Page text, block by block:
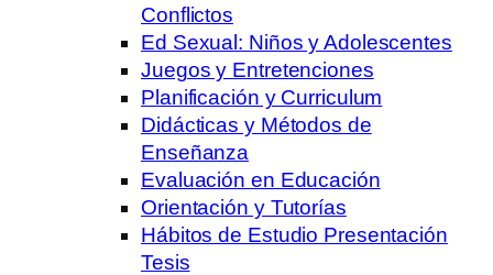
Conflictos
Ed Sexual: Niños y Adolescentes
Juegos y Entretenciones
Planificación y Curriculum
Didácticas y Métodos de
Enseñanza
Evaluación en Educación
Orientación y Tutorías
Hábitos de Estudio Presentación
Tesis